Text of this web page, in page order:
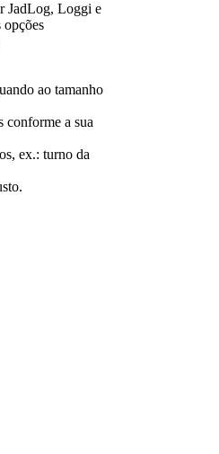
JadLog, Loggi e
opções
ao tamanho
conforme a sua
ex.: turno da